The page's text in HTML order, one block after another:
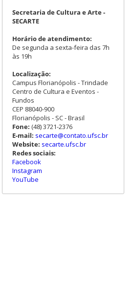
Secretaria de Cultura e Arte -
SECARTE
Horário de atendimento:
De segunda a sexta-feira das 7h
às 19h
Localização:
Campus Florianópolis - Trindade
Centro de Cultura e Eventos -
Fundos
CEP 88040-900
Florianópolis - SC - Brasil
Fone: (48) 3721-2376
E-mail: secarte@contato.ufsc.br
Website: secarte.ufsc.br
Redes sociais:
Facebook
Instagram
YouTube